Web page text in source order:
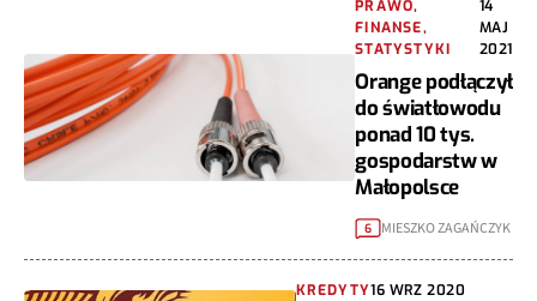
PRAWO,
FINANSE,
STATYSTYKI
14
MAJ
2021
Orange podłączył
do światłowodu
ponad 10 tys.
gospodarstw w
Małopolsce
6 MIESZKO ZAGAŃCZYK
KREDYTY16 WRZ 2020